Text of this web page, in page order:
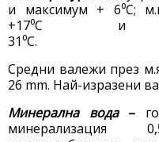
и максимум + 6⁰С;
+17⁰С и
Средни валежи през
26 mm. Най-изразени
Минерална вода–